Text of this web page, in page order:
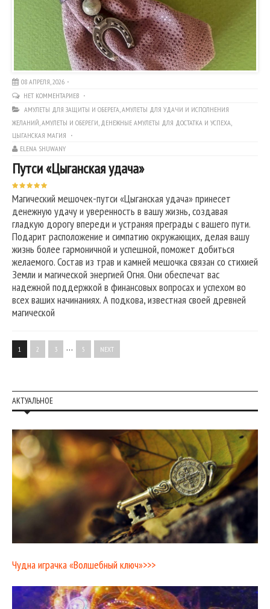
08 АПРЕЛЯ, 2026
НЕТ КОММЕНТАРИЕВ
АМУЛЕТЫ ДЛЯ ЗАЩИТЫ И ОБЕРЕГА АМУЛЕТЫ ДЛЯ УДАЧИ И ИСПОЛНЕНИЯ
ЖЕЛАНИЙ АМУЛЕТЫ И ОБЕРЕГИ ДЕНЕЖНЫЕ АМУЛЕТЫ ДЛЯ ДОСТАТКА И УСПЕХА
ЦЫГАНСКАЯ МАГИЯ
ELENA SHUWANY
Путси «Цыганская удача»
Магический мешочек-путси «Цыганская удача» принесет
денежную удачу и уверенность в вашу жизнь, создавая
гладкую дорогу впереди и устраняя преграды с вашего пути.
Подарит расположение и симпатию окружающих, делая вашу
жизнь более гармоничной и успешной, поможет добиться
желаемого. Состав из трав и камней мешочка связан со стихией
Земли и магической энергией Огня. Они обеспечат вас
надежной поддержкой в финансовых вопросах и успехом во
всех ваших начинаниях. А подкова, известная своей древней
магической
1 2 3 … 5 NEXT
АКТУАЛЬНОЕ
Чудна играчка «Волшебный ключ»>>>